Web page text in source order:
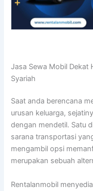
Jasa Sewa Mobil Dekat
Syariah
Saat anda berencana
urusan keluarga,
dengan mendetil. Satu
sarana transportasi
mengambil opsi
merupakan sebuah
Rentalanmobil